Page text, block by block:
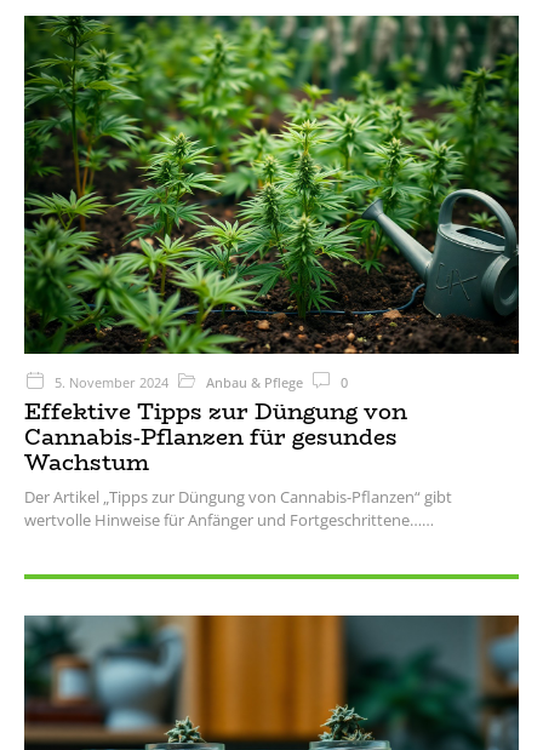
5. November 2024 Anbau & Pflege 0
Effektive Tipps zur Düngung von
Cannabis-Pflanzen für gesundes
Wachstum
Der Artikel „Tipps zur Düngung von Cannabis-Pflanzen“ gibt
wertvolle Hinweise für Anfänger und Fortgeschrittene…